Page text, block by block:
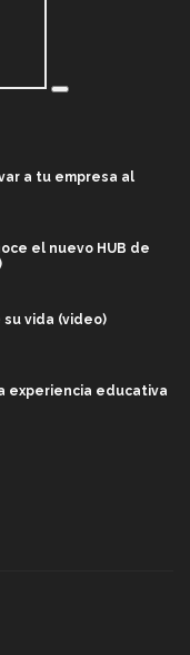
a tu empresa al
el nuevo HUB de
vida (video)
experiencia educativa